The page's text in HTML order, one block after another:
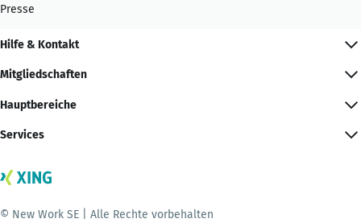
Presse
Hilfe & Kontakt
Mitgliedschaften
Hauptbereiche
Services
© New Work SE | Alle Rechte vorbehalten